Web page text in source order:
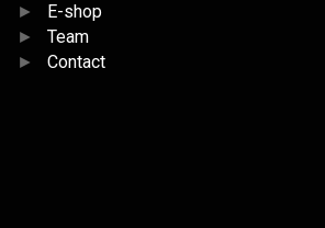
►
E-shop
►
Team
►
Contact